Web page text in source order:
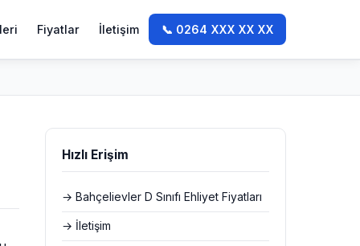
Fiyatlar İletişim 📞 0264 XXX XX XX
Hızlı Erişim
→ Bahçelievler D Sınıfı Ehliyet Fiyatları
→ İletişim